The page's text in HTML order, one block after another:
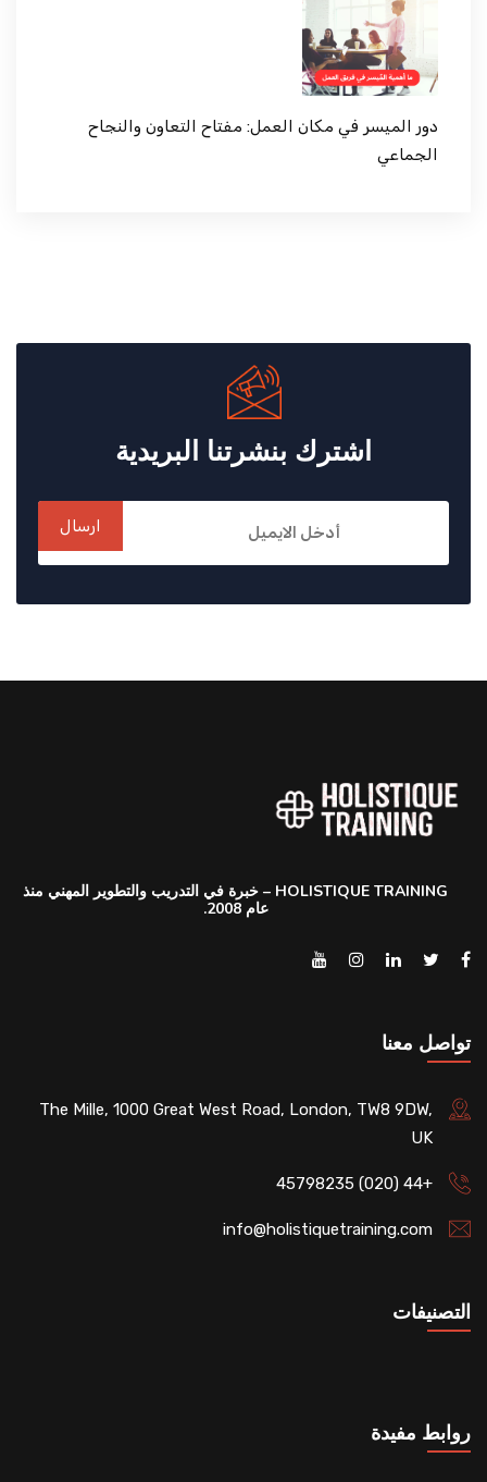
دور الميسر في مكان العمل: مفتاح التعاون والنجاح
الجماعي
اشترك بنشرتنا البريدية
ارسال
HOLISTIQUE TRAINING – خبرة في التدريب والتطوير المهني منذ
عام 2008.
تواصل معنا
The Mille, 1000 Great West Road, London, TW8 9DW,
UK
+44 (020) 45798235
info@holistiquetraining.com
التصنيفات
روابط مفيدة